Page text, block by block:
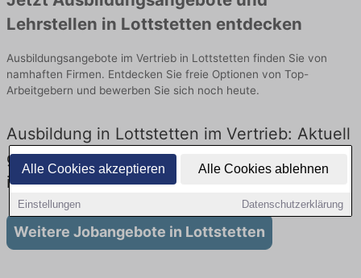
Alle Cookies akzeptieren Alle Cookies ablehnen
Einstellungen Datenschutzerklärung
Lehrstellen in Lottstetten entdecken
Ausbildungsangebote im Vertrieb in Lottstetten finden Sie von
namhaften Firmen. Entdecken Sie freie Optionen von Top-
Arbeitgebern und bewerben Sie sich noch heute.
Ausbildung in Lottstetten im Vertrieb: Aktuell
gibt es keine Stellenangebote für Ausbildung
in Lottstetten
Weitere Jobangebote in Lottstetten